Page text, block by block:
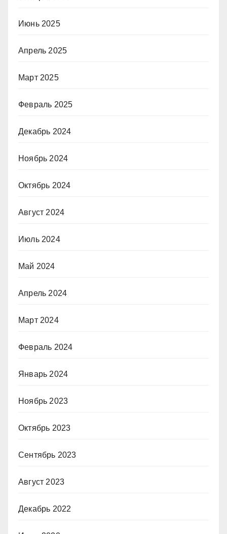
Июнь 2025
Апрель 2025
Март 2025
Февраль 2025
Декабрь 2024
Ноябрь 2024
Октябрь 2024
Август 2024
Июль 2024
Май 2024
Апрель 2024
Март 2024
Февраль 2024
Январь 2024
Ноябрь 2023
Октябрь 2023
Сентябрь 2023
Август 2023
Декабрь 2022